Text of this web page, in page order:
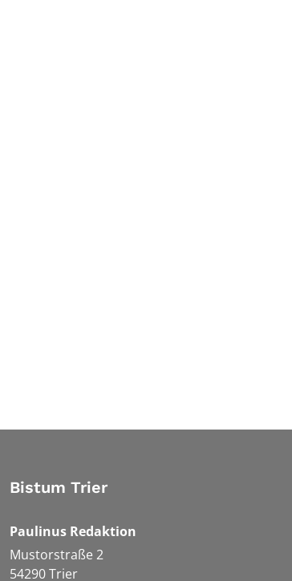
Bistum Trier
Paulinus Redaktion
Mustorstraße 2
54290Trier